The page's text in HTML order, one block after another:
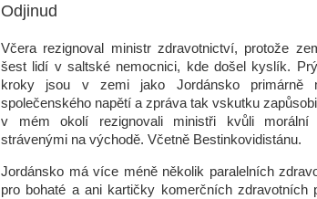
Odjinud
Včera rezignoval ministr zdravotnictví, protože
šest lidí v saltské nemocnici, kde došel kyslík.
kroky jsou v zemi jako Jordánsko primárně
společenského napětí a zpráva tak vskutku
v mém okolí rezignovali ministři kvůli morální
strávenými na východě. Včetně Bestinkovidistánu.
Jordánsko má více méně několik paralelních
pro bohaté a ani kartičky komerčních zdravotních